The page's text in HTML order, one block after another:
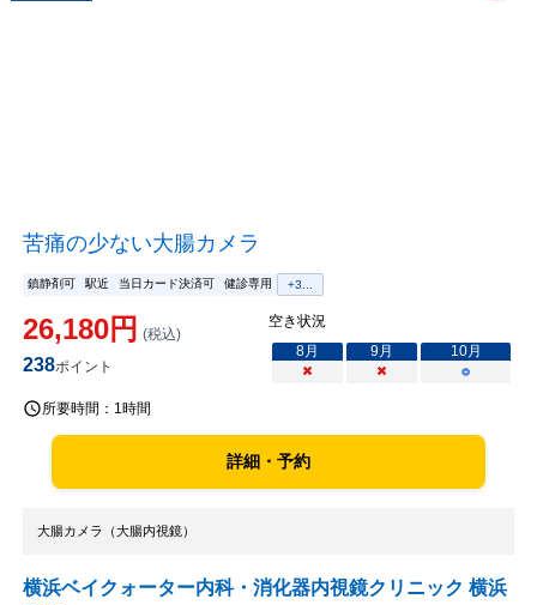
苦痛の少ない大腸カメラ
鎮静剤可 駅近 当日カード決済可 健診専用 +3...
26,180円 (税込)
238ポイント
空き状況
8月 9月 10月
×
× ○
所要時間： 1時間
詳細・予約
大腸カメラ（大腸内視鏡）
横浜ベイクォーター内科・消化器内視鏡クリニック 横浜